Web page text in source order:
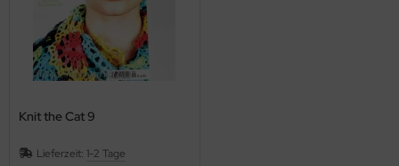
Knit the Cat 9
Lieferzeit: 1-2 Tage